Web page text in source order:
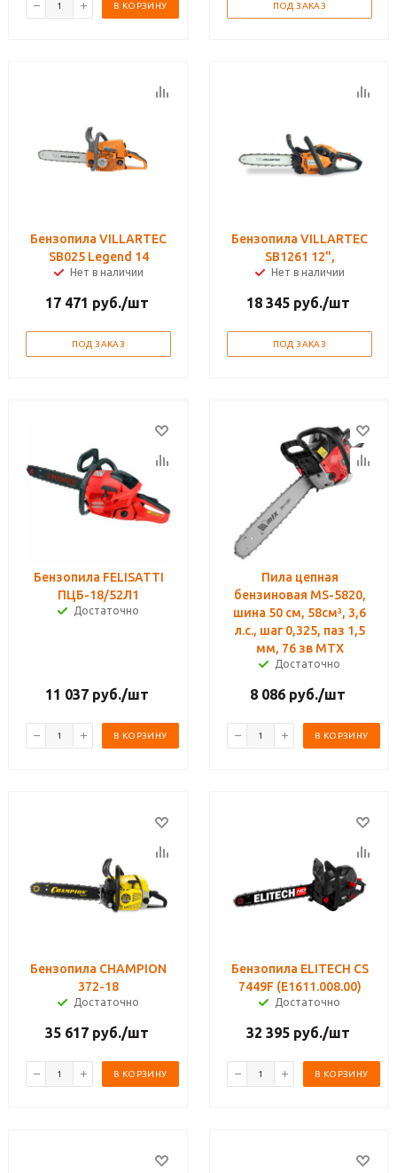
В КОРЗИНУ ПОД ЗАКАЗ
Бензопила VILLARTEC
SB025 Legend 14
Нет в наличии
17 471 руб./шт
ПОД ЗАКАЗ
Бензопила VILLARTEC
SB1261 12",
Нет в наличии
18 345руб./шт
ПОД ЗАКАЗ
Бензопила FELISATTI
ПЦБ-18/52Л1
Достаточно
11 037руб./шт
В КОРЗИНУ
Пила цепная
бензиновая MS-5820,
шина 50 см, 58см³, 3,6
л.с., шаг 0,325, паз 1,5
мм, 76 зв MTX
Достаточно
8 086 руб./шт
В КОРЗИНУ
Бензопила CHAMPION
372-18
Достаточно
35 617руб./шт
В КОРЗИНУ
Бензопила ELITECH CS
7449F (E1611.008.00)
Достаточно
32 395руб./шт
В КОРЗИНУ